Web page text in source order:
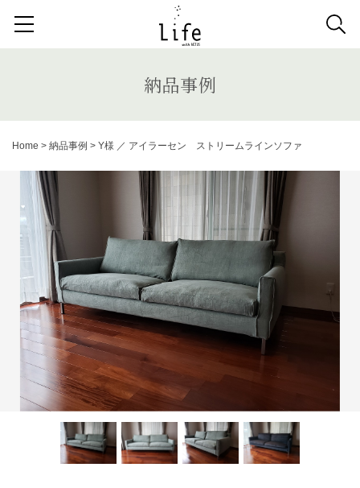
検索する記事の種類：
納品事例 News
キーワードから記事を探す
収納家具 コンソールデスク
ミラー 3人掛けソファ キッズ家具
2人掛けソファ リビングテーブル キッチンボード
1人掛けソファ ラグ カーテン アンティーク
チェア カウチソファ ダイニングテーブル
ファブリック コレクション ダイニングチェア
ベッド スツール システムソファ テラス
AVボード サイドテーブル
納品事例
Home > 納品事例 > Y様 ／ アイラーセン ストリームラインソファ